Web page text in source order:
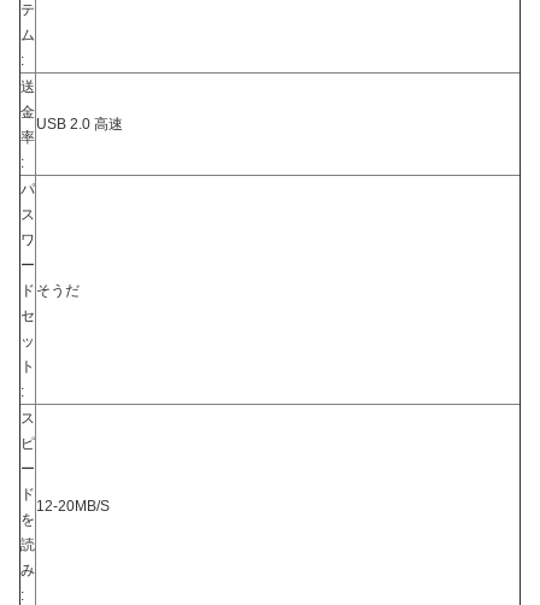
テ
ム
:
送
金
率
:
USB 2.0 高速
パ
ス
ワ
ー
ド
セ
ッ
ト
:
そうだ
ス
ピ
ー
ド
を
読
み
:
12-20MB/S